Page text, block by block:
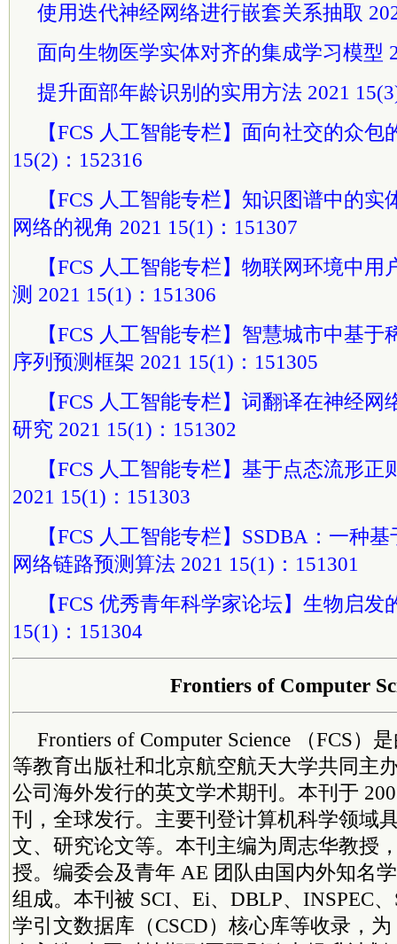
使用迭代神经网络进行嵌套关系抽取
面向生物医学实体对齐的集成学习模型
提升面部年龄识别的实用方法 2021
【FCS 人工智能专栏】面向社交的众包
15(2)：152316
【FCS 人工智能专栏】知识图谱中的
网络的视角 2021 15(1)：151307
【FCS 人工智能专栏】物联网环境中
测 2021 15(1)：151306
【FCS 人工智能专栏】智慧城市中基
序列预测框架 2021 15(1)：151305
【FCS 人工智能专栏】词翻译在神经
研究 2021 15(1)：151302
【FCS 人工智能专栏】基于点态流形
2021 15(1)：151303
【FCS 人工智能专栏】SSDBA：一种
网络链路预测算法 2021 15(1)：151301
【FCS 优秀青年科学家论坛】生物启发
15(1)：151304
Frontiers of Computer
Frontiers of Computer Science （FCS）
等教育出版社和北京航空航天大学共同主
公司海外发行的英文学术期刊。本刊于
刊，全球发行。主要刊登计算机科学领域
文、研究论文等。本刊主编为周志华教授
授。编委会及青年 AE 团队由国内外知名
组成。本刊被 SCI、Ei、DBLP、INSPEC
学引文数据库（CSCD）核心库等收录，